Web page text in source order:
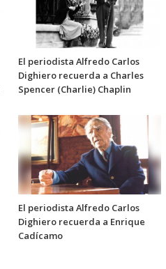
El periodista Alfredo Carlos
Dighiero recuerda a Charles
Spencer (Charlie) Chaplin
El periodista Alfredo Carlos
Dighiero recuerda a Enrique
Cadícamo